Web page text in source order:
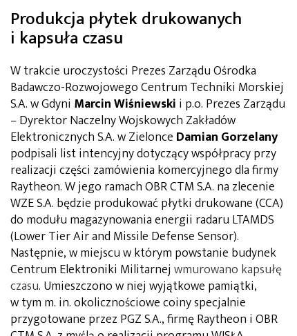
Produkcja płytek drukowanych
i kapsuła czasu
W trakcie uroczystości Prezes Zarządu Ośrodka
Badawczo-Rozwojowego Centrum Techniki Morskiej
S.A. w Gdyni Marcin Wiśniewski i p.o. Prezes Zarządu
– Dyrektor Naczelny Wojskowych Zakładów
Elektronicznych S.A. w Zielonce Damian Gorzelany
podpisali list intencyjny dotyczący współpracy przy
realizacji części zamówienia komercyjnego dla firmy
Raytheon. W jego ramach OBR CTM S.A. na zlecenie
WZE S.A. będzie produkować płytki drukowane (CCA)
do modułu magazynowania energii radaru LTAMDS
(Lower Tier Air and Missile Defense Sensor).
Następnie, w miejscu w którym powstanie budynek
Centrum Elektroniki Militarnej wmurowano kapsułę
czasu. Umieszczono w niej wyjątkowe pamiątki,
w tym m. in. okolicznościowe coiny specjalnie
przygotowane przez PGZ S.A., firmę Raytheon i OBR